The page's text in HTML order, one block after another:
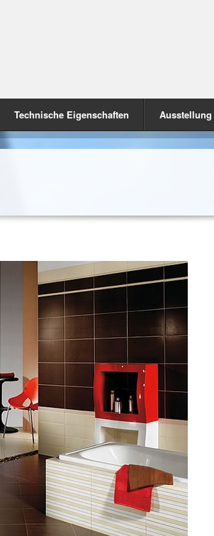
Technische Eigenschaften Ausstellung